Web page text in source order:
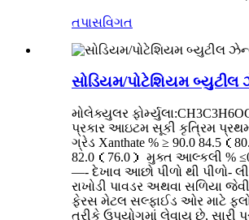
તપાસવિગત
સોડિયમ/પોટેશિયમ બ્યુટીલ
મોલેક્યુલર
પ્રકાર આઇટમ સૂકી કૃત્રિમ
ગ્રેડ Xanthate % ≥ 90.0 84.5（
82.0（76.0） મુક્ત આલ્કલી %
—- દેખાવ આછો પીળો થી પીળો-
રાખોડી પાવડર અથવા સળિયા
ફેરસ મેટલ સલ્ફાઈડ ઓર માટે
તરીકે ઉપયોગમાં લેવાય છે, સારી